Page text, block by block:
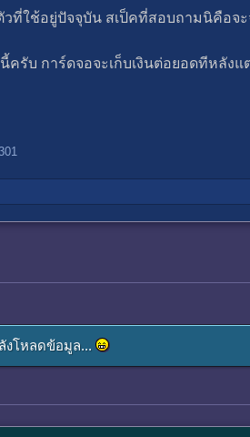
ที่ใช้อยู่ปัจจุบัน สเป็คที่สอบถามนิคือจ
รับ การ์ดจอจะเก็บเงินต่อยอดทีหลัง
งโหลดข้อมูล...